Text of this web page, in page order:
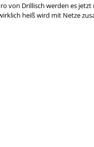
von Drillisch werden es
heiß wird mit Netze